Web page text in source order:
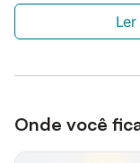
Onde você